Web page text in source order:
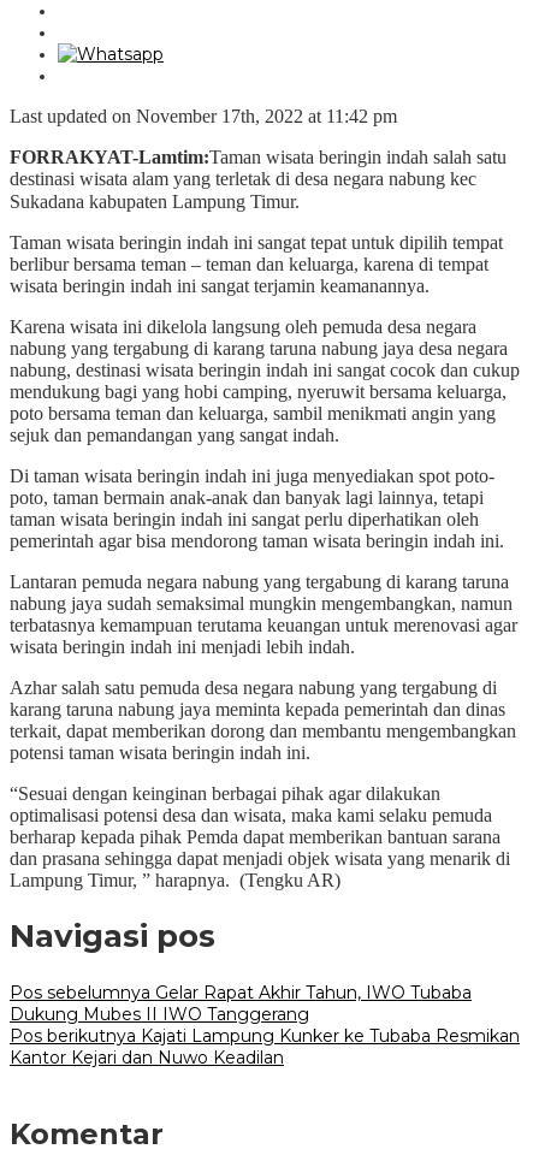
Last updated on November 17th, 2022 at 11:42 pm
FORRAKYAT-Lamtim:Taman wisata beringin indah salah satu
destinasi wisata alam yang terletak di desa negara nabung kec
Sukadana kabupaten Lampung Timur.
Taman wisata beringin indah ini sangat tepat untuk dipilih tempat
berlibur bersama teman – teman dan keluarga, karena di tempat
wisata beringin indah ini sangat terjamin keamanannya.
Karena wisata ini dikelola langsung oleh pemuda desa negara
nabung yang tergabung di karang taruna nabung jaya desa negara
nabung, destinasi wisata beringin indah ini sangat cocok dan cukup
mendukung bagi yang hobi camping, nyeruwit bersama keluarga,
poto bersama teman dan keluarga, sambil menikmati angin yang
sejuk dan pemandangan yang sangat indah.
Di taman wisata beringin indah ini juga menyediakan spot poto-
poto, taman bermain anak-anak dan banyak lagi lainnya, tetapi
taman wisata beringin indah ini sangat perlu diperhatikan oleh
pemerintah agar bisa mendorong taman wisata beringin indah ini.
Lantaran pemuda negara nabung yang tergabung di karang taruna
nabung jaya sudah semaksimal mungkin mengembangkan, namun
terbatasnya kemampuan terutama keuangan untuk merenovasi agar
wisata beringin indah ini menjadi lebih indah.
Azhar salah satu pemuda desa negara nabung yang tergabung di
karang taruna nabung jaya meminta kepada pemerintah dan dinas
terkait, dapat memberikan dorong dan membantu mengembangkan
potensi taman wisata beringin indah ini.
“Sesuai dengan keinginan berbagai pihak agar dilakukan
optimalisasi potensi desa dan wisata, maka kami selaku pemuda
berharap kepada pihak Pemda dapat memberikan bantuan sarana
dan prasana sehingga dapat menjadi objek wisata yang menarik di
Lampung Timur, ” harapnya. (Tengku AR)
Navigasi pos
Pos sebelumnya Gelar Rapat Akhir Tahun, IWO Tubaba
Dukung Mubes II IWO Tanggerang
Pos berikutnya Kajati Lampung Kunker ke Tubaba Resmikan
Kantor Kejari dan Nuwo Keadilan
Komentar